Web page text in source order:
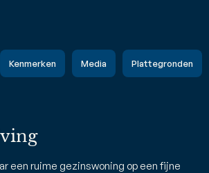
Kenmerken Media Plattegronden
een ruime gezinswoning op een fijne